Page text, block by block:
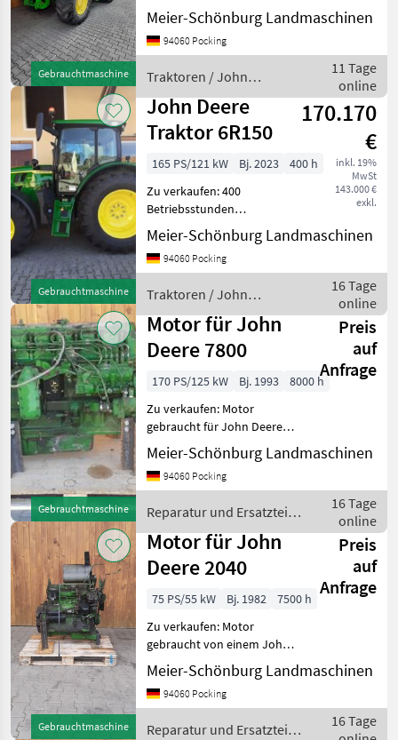
Gebrauchtmaschine
Std, sofort verfügbar, AHK
höhenverstellbar, feste K80,
Starfire Vorbereitung,
Sensin
Meier-Schönburg Landmaschinen
94060 Pocking
Traktoren / John
Deere
11 Tage
online
Gebrauchtmaschine
John Deere
Traktor 6R150
170.170
€
inkl. 19%
MwSt
143.000 €
exkl.
165 PS/121 kW Bj. 2023
400 h
Zu verkaufen: 400
Betriebsstunden
JohnDeere 6R150 4
Zylinder, super Traktor,
Zustand wie neu AutoPowr
ComfortView-Kabine
CommandARM
Meier-Schönburg Landmaschinen
94060 Pocking
Traktoren / John
Deere
16 Tage
online
Gebrauchtmaschine
Motor für John
Deere 7800
Preis
auf
Anfrage
170 PS/125 kW Bj. 1993
8000 h
Zu verkaufen: Motor
gebraucht für John Deere
7800 Wir sind Händler,
Reparaturwerkstatt speziell
für JohnDeere Traktoren an
Tausende n
Meier-Schönburg Landmaschinen
94060 Pocking
Reparatur und Ersatzteile
/ John Deere
16 Tage
online
Gebrauchtmaschine
Motor für John
Deere 2040
Preis
auf
Anfrage
75 PS/55 kW Bj. 1982
7500 h
Zu verkaufen: Motor
gebraucht von einem John
Deere 2040 Passt in 1640,
2040, 2250, 2450. Passt
teilweise auch in 2140, 2250,
und R
Meier-Schönburg Landmaschinen
94060 Pocking
Reparatur und Ersatzteile
16 Tage